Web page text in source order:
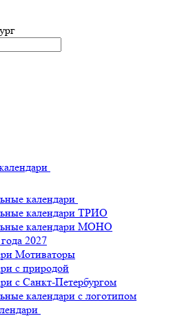
календари
календари ТРИО
календари МОНО
2027
Мотиваторы
с природой
с Санкт-Петербургом
календари с логотипом